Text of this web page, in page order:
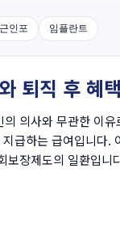
인포 임플란트
퇴직 후 혜
의사와 무관한 이
급하는 급여입니다.
보장제도의 일환입니